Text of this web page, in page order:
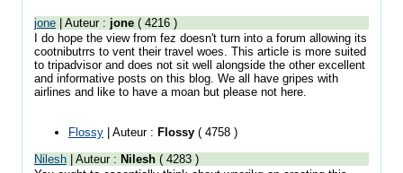
jone | Auteur : jone ( 4216 )
I do hope the view from fez doesn't turn into a forum allowing its
cootnibutrrs to vent their travel woes. This article is more suited
to tripadvisor and does not sit well alongside the other excellent
and informative posts on this blog. We all have gripes with
airlines and like to have a moan but please not here.
Flossy | Auteur : Flossy ( 4758 )
Nilesh | Auteur : Nilesh ( 4283 )